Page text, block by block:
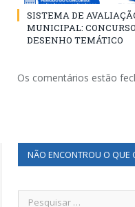
SISTEMA DE
MUNICIPAL:
DESENHO TEMÁTICO
Os comentários estão
NÃO ENCONTROU O QUE